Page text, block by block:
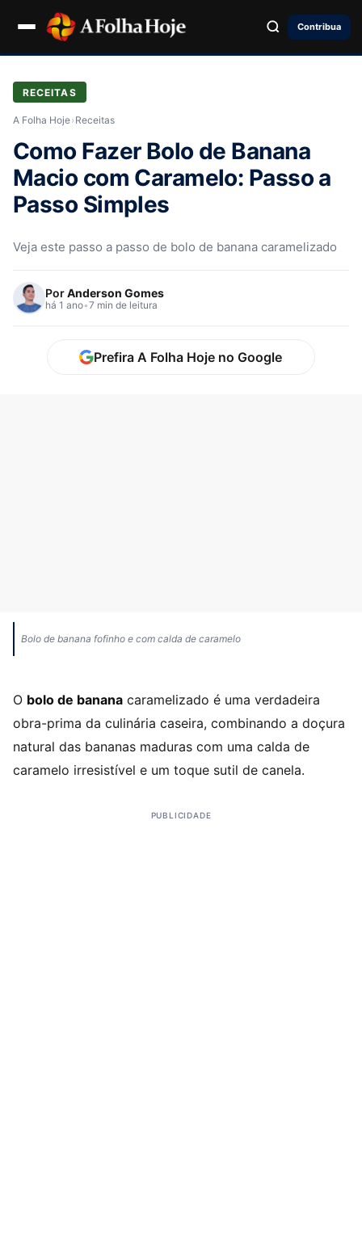
Contribua
RECEITAS
A Folha Hoje› Receitas
Como Fazer Bolo de Banana
Macio com Caramelo: Passo a
Passo Simples
Veja este passo a passo de bolo de banana caramelizado
PorAnderson Gomes
há 1 ano•7 min de leitura
Prefira A Folha Hoje no Google
Bolo de banana fofinho e com calda de caramelo
bolo de banana caramelizado é uma verdadeira
obra-prima da culinária caseira, combinando a doçura
natural das bananas maduras com uma calda de
caramelo irresistível e um toque sutil de canela.
PUBLICIDADE